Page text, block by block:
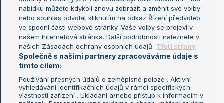
Aktualní trendy
Fotbalové přestupy
Livesport Daily
LS Prague Open
Podmínky užití Nastavení soukromí
nabídku můžete kdykoli znovu zobrazit a změnit své volby
nebo souhlas odvolat kliknutím na odkaz Řízení předvoleb
ve spodní části webové stránky. Vaše volby se projeví v
našem Internetová stránka. Další podrobnosti naleznete v
našich Zásadách ochrany osobních údajů. Třetí strany
Společně s našimi partnery zpracováváme údaje s
tímto cílem:
Používání přesných údajů o zeměpisné poloze . Aktivní
vyhledávání identifikačních údajů v rámci specifických
vlastností zařízení . Ukládání a/nebo přístup k informacím v